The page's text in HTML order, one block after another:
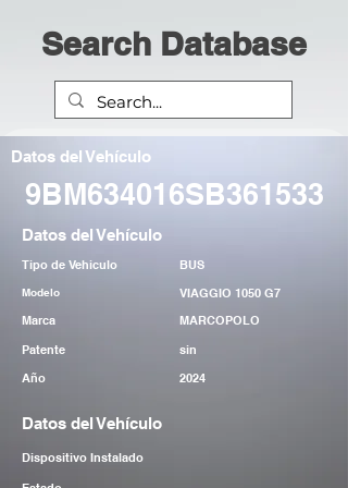
Search Database
Datos del Vehículo
9BM634016SB361533
Datos del Vehículo
Tipo de Vehiculo BUS
Modelo
VIAGGIO 1050 G7
Marca
MARCOPOLO
Patente
sin
Año
2024
Datos del Vehículo
Dispositivo Instalado